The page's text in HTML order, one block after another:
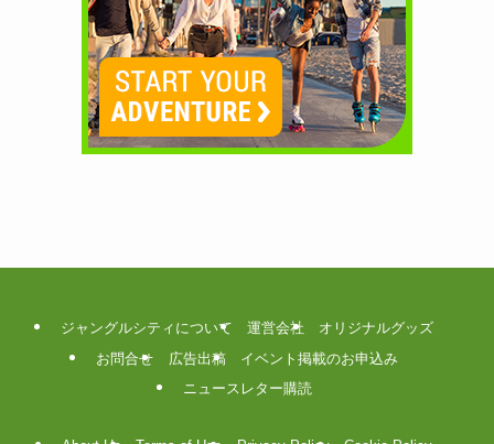
ジャングルシティについて 運営会社
オリジナルグッズ
お問合せ
広告出稿
イベント掲載のお申込み
ニュースレター購読